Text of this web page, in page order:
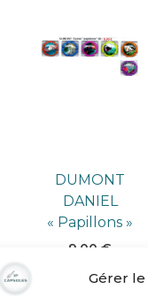
Gérer
DUMONT
DANIEL
« Papillons »
9,00€
AU